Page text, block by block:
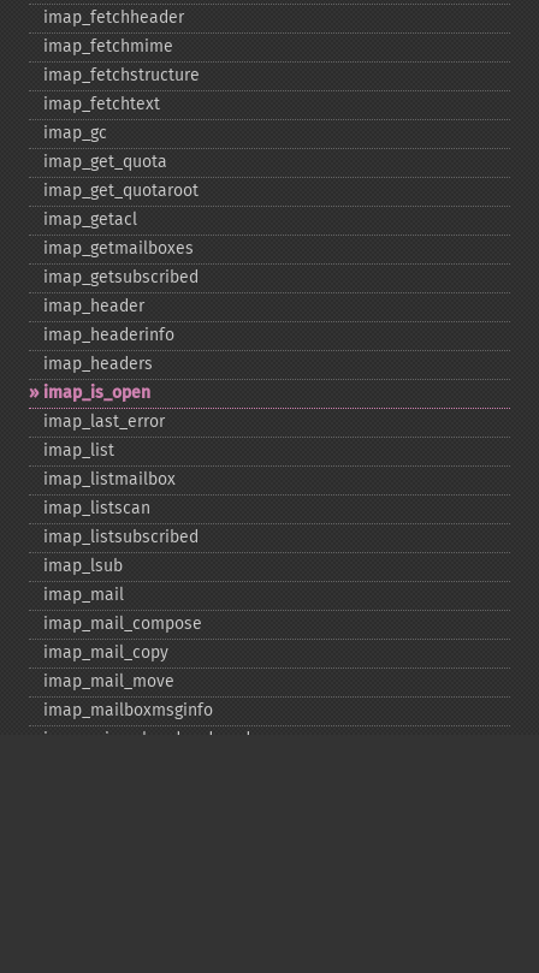
imap_​fetchheader
imap_​fetchmime
imap_​fetchstructure
imap_​fetchtext
imap_​gc
imap_​get_​quota
imap_​get_​quotaroot
imap_​getacl
imap_​getmailboxes
imap_​getsubscribed
imap_​header
imap_​headerinfo
imap_​headers
imap_​is_​open
imap_​last_​error
imap_​list
imap_​listmailbox
imap_​listscan
imap_​listsubscribed
imap_​lsub
imap_​mail
imap_​mail_​compose
imap_​mail_​copy
imap_​mail_​move
imap_​mailboxmsginfo
imap_​mime_​header_​decode